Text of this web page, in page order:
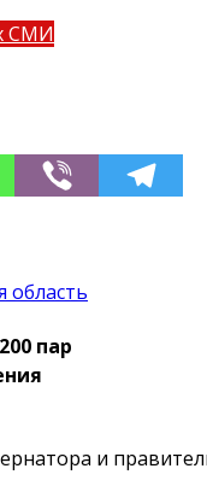
СМИ
область
пар
и